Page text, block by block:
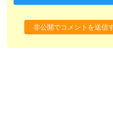
非公開でコメントを送信